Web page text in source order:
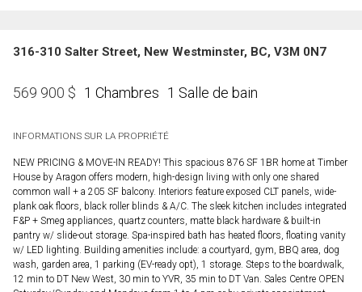
316-310 Salter Street, New Westminster, BC, V3M 0N7
569 900 $ 1 Chambres 1 Salle de bain
INFORMATIONS SUR LA PROPRIÉTÉ
NEW PRICING & MOVE-IN READY! This spacious 876 SF 1BR home at Timber
House by Aragon offers modern, high-design living with only one shared
common wall + a 205 SF balcony. Interiors feature exposed CLT panels, wide-
plank oak floors, black roller blinds & A/C. The sleek kitchen includes integrated
F&P + Smeg appliances, quartz counters, matte black hardware & built-in
pantry w/ slide-out storage. Spa-inspired bath has heated floors, floating vanity
w/ LED lighting. Building amenities include: a courtyard, gym, BBQ area, dog
wash, garden area, 1 parking (EV-ready opt), 1 storage. Steps to the boardwalk,
12 min to DT New West, 30 min to YVR, 35 min to DT Van. Sales Centre OPEN